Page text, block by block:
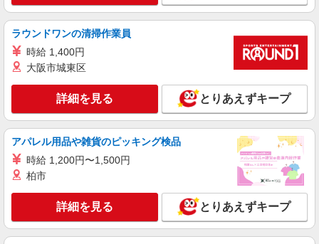
アスケア訪問入浴 郡山
看護師（訪問入浴）
時給1235円〜1335円 ※経験・能力による
丁目25番11号 Ｆビル101号室
キープ 詳細を見る
業務委託
SOMPOヘルスサポート株式会社 全支援対応コース
保健師・管理栄養士 特定保健指導
報酬：出来高制 報酬額（消費税抜き）： ・事
業所一括面談(対面) 1日：10,000円〜14,716円 ・
個別訪問(対面) 1件：4,286円〜5,239円 ・遠隔面
談 1件：1,500〜1,691円 ・電話支援 1件：
【活動エリア】福島県郡山市及びその周辺
ラウンドワンの清掃作業員
時給 1,400円
大阪市城東区
詳細を見る とりあえずキープ
アパレル用品や雑貨のピッキング検品
時給 1,200円〜1,500円
柏市
詳細を見る とりあえずキープ